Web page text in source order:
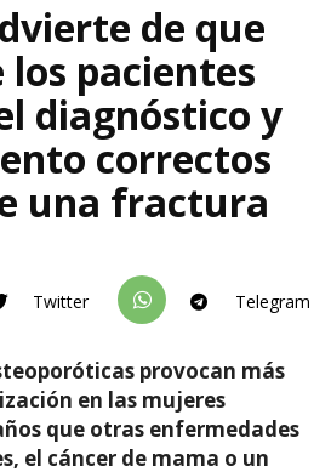
de que
los pacientes
diagnóstico y
correctos
una fractura
Twitter Telegram
provocan más
en las mujeres
que otras enfermedades
el cáncer de mama o un